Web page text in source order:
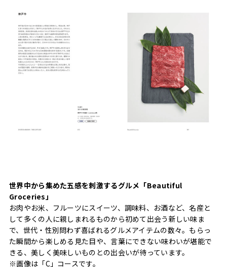
世界中から集めた五感を刺激するグルメ「Beautiful
Groceries」
お肉やお米、フルーツにスイーツ、調味料、お酒など、名産と
して多くの人に親しまれるものから初めて出会う新しい味ま
で、世代・性別問わず喜ばれるグルメアイテムの数々。もらっ
た瞬間から楽しめる見た目や、言葉にできない味わいが堪能で
きる、美しく美味しいものとの出会いが待っています。
※画像は「C」コースです。